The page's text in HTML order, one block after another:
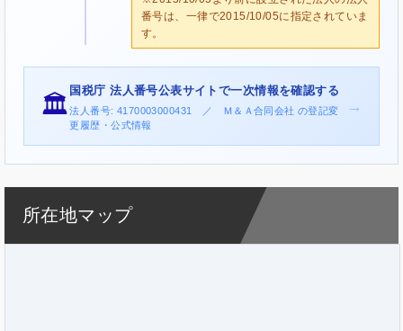
番号は、一律で2015/10/05に指定されていま
す。
🏛️
国税庁 法人番号公表サイトで一次情報を確認する
法人番号: 4170003000431 ／ Ｍ＆Ａ合同会社 の登記変
更履歴・公式情報
→
所在地マップ